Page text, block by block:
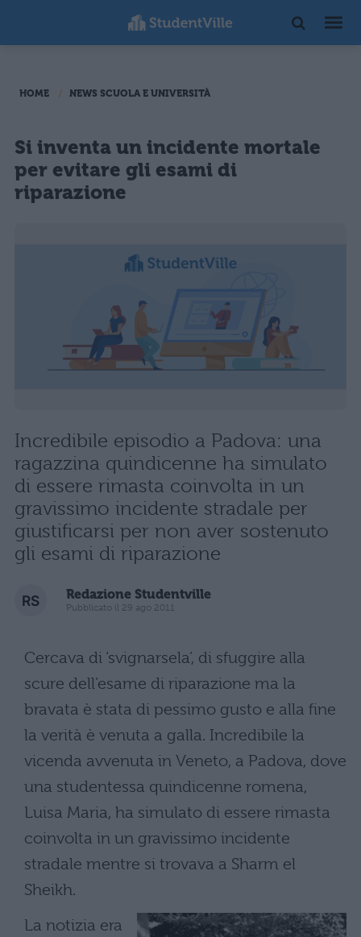
HOME NEWS SCUOLA E UNIVERSITÀ
Si inventa un incidente mortale
per evitare gli esami di
riparazione
Incredibile episodio a Padova: una
ragazzina quindicenne ha simulato
di essere rimasta coinvolta in un
gravissimo incidente stradale per
giustificarsi per non aver sostenuto
gli esami di riparazione
Redazione Studentville
Pubblicato il 29 ago 2011
Cercava di ‘svignarsela’, di sfuggire alla
scure dell’esame di riparazione ma la
bravata è stata di pessimo gusto e alla fine
la verità è venuta a galla. Incredibile la
vicenda avvenuta in Veneto, a Padova, dove
una studentessa quindicenne romena,
Luisa Maria, ha simulato di essere rimasta
coinvolta in un gravissimo incidente
stradale mentre si trovava a Sharm el
Sheikh.
La notizia era